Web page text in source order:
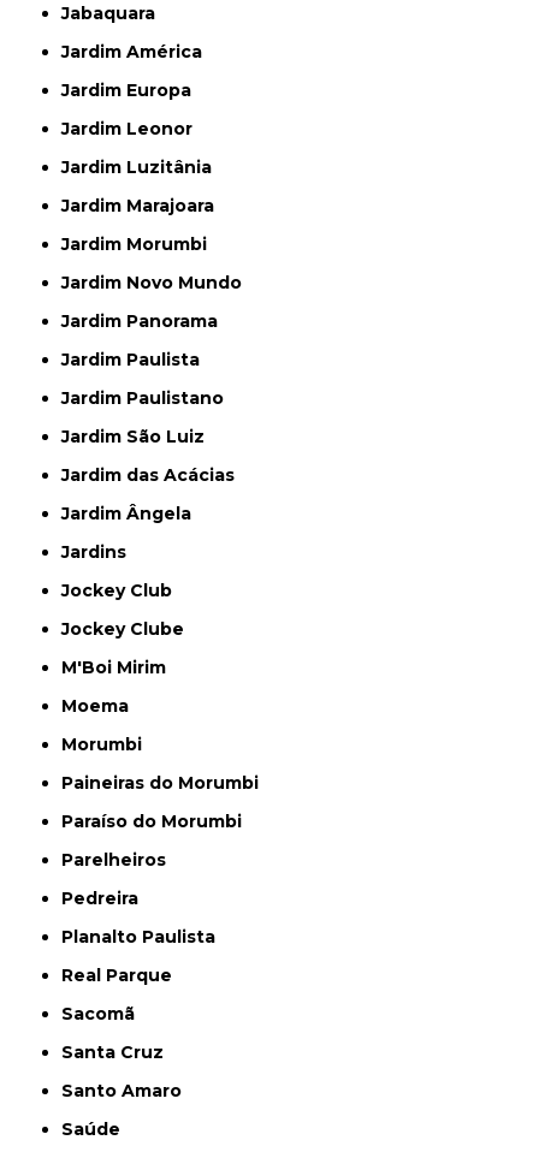
Jabaquara
Jardim América
Jardim Europa
Jardim Leonor
Jardim Luzitânia
Jardim Marajoara
Jardim Morumbi
Jardim Novo Mundo
Jardim Panorama
Jardim Paulista
Jardim Paulistano
Jardim São Luiz
Jardim das Acácias
Jardim Ângela
Jardins
Jockey Club
Jockey Clube
M'Boi Mirim
Moema
Morumbi
Paineiras do Morumbi
Paraíso do Morumbi
Parelheiros
Pedreira
Planalto Paulista
Real Parque
Sacomã
Santa Cruz
Santo Amaro
Saúde